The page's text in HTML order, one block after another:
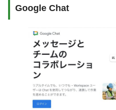
Google Chat